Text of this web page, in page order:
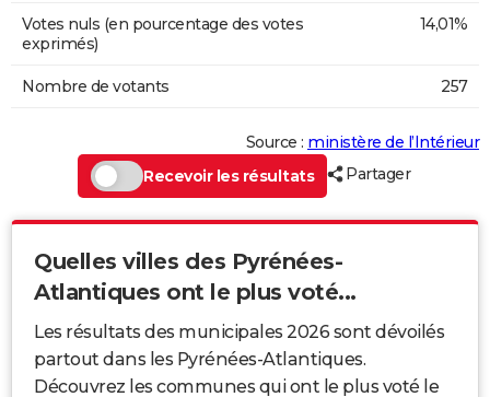
Votes nuls (en pourcentage des votes
exprimés)
14,01%
Nombre de votants 257
Source : ministère de l’Intérieur
Recevoir les résultats
Partager
Quelles villes des Pyrénées-
Atlantiques ont le plus voté...
Les résultats des municipales 2026 sont dévoilés
partout dans les Pyrénées-Atlantiques.
Découvrez les communes qui ont le plus voté le